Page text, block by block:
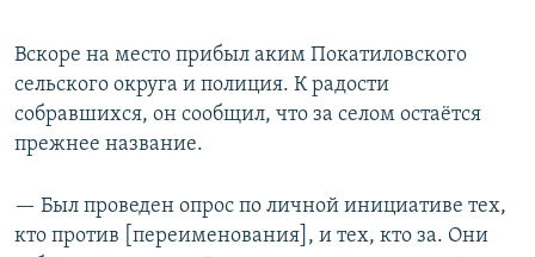
Вскоре на место прибыл аким Покатиловского
сельского округа и полиция. К радости
собравшихся, он сообщил, что за селом остаётся
прежнее название.
— Был проведен опрос по личной инициативе тех,
кто против [переименования], и тех, кто за. Они